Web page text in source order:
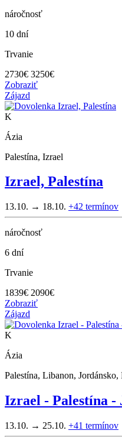
náročnosť
10 dní
Trvanie
2730€ 3250€
Zobraziť
Zájazd
K
Ázia
Palestína, Izrael
Izrael, Palestína
13.10. → 18.10. +42 termínov
náročnosť
6 dní
Trvanie
1839€ 2090€
Zobraziť
Zájazd
K
Ázia
Palestína, Libanon, Jordánsko,
Izrael - Palestína -
13.10. → 25.10. +41 termínov